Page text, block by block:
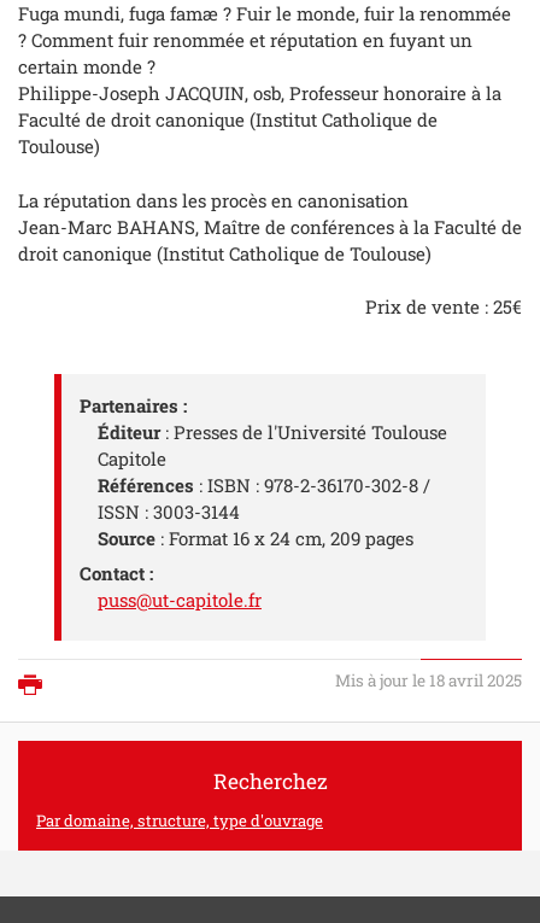
Fuga mundi, fuga famæ ? Fuir le monde, fuir la renommée
? Comment fuir renommée et réputation en fuyant un
certain monde ?
Philippe-Joseph JACQUIN, osb, Professeur honoraire à la
Faculté de droit canonique (Institut Catholique de
Toulouse)
La réputation dans les procès en canonisation
Jean-Marc BAHANS, Maître de conférences à la Faculté de
droit canonique (Institut Catholique de Toulouse)
Prix de vente : 25€
Partenaires :
Éditeur: Presses de l'Université Toulouse
Capitole
Références : ISBN : 978-2-36170-302-8 /
ISSN : 3003-3144
Source : Format 16 x 24 cm, 209 pages
Contact :
puss@ut-capitole.fr
Mis à jour le 18 avril 2025
Recherchez
Par domaine, structure, type d'ouvrage